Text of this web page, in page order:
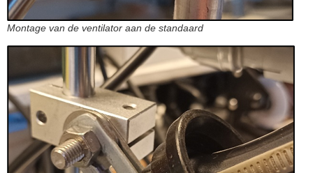
Montage van de ventilator aan de standaard